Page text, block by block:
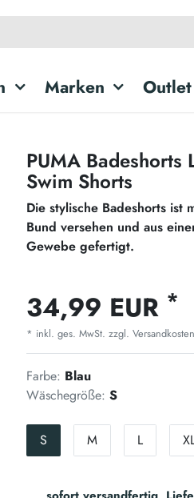
Marken Outlet
PUMA Badeshorts
Swim Shorts
Die stylische Badeshorts ist
Bund versehen und aus
Gewebe gefertigt.
34,99 EUR *
* inkl. ges. MwSt. zzgl. Versandkosten
Farbe: Blau
Wäschegröße: S
S M L